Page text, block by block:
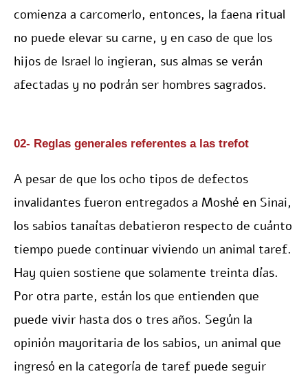
comienza a carcomerlo, entonces, la faena ritual
no puede elevar su carne, y en caso de que los
hijos de Israel lo ingieran, sus almas se verán
afectadas y no podrán ser hombres sagrados.
02- Reglas generales referentes a las trefot
A pesar de que los ocho tipos de defectos
invalidantes fueron entregados a Moshé en Sinai,
los sabios tanaítas debatieron respecto de cuánto
tiempo puede continuar viviendo un animal taref.
Hay quien sostiene que solamente treinta días.
Por otra parte, están los que entienden que
puede vivir hasta dos o tres años. Según la
opinión mayoritaria de los sabios, un animal que
ingresó en la categoría de taref puede seguir